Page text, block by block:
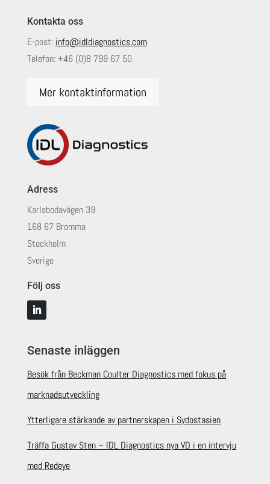
Kontakta oss
E-post: info@idldiagnostics.com
Telefon:+46 (0)8 799 67 50
Mer kontaktinformation
Adress
Karlsbodavägen 39
168 67 Bromma
Stockholm
Sverige
Följ oss
Senaste inläggen
Besök från Beckman Coulter Diagnostics med fokus på
marknadsutveckling
Ytterligare stärkande av partnerskapen i Sydostasien
Träffa Gustav Sten – IDL Diagnostics nya VD i en intervju
med Redeye